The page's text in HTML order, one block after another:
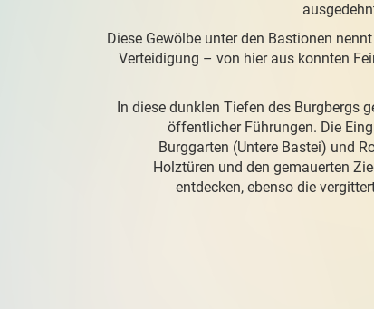
Diese Gewölbe unter den Bastionen
Verteidigung – von hier aus konnten
In diese dunklen Tiefen des Burgbergs
öffentlicher Führungen. Die
Burggarten (Untere Bastei) und
Holztüren und den gemauerten
entdecken, ebenso die